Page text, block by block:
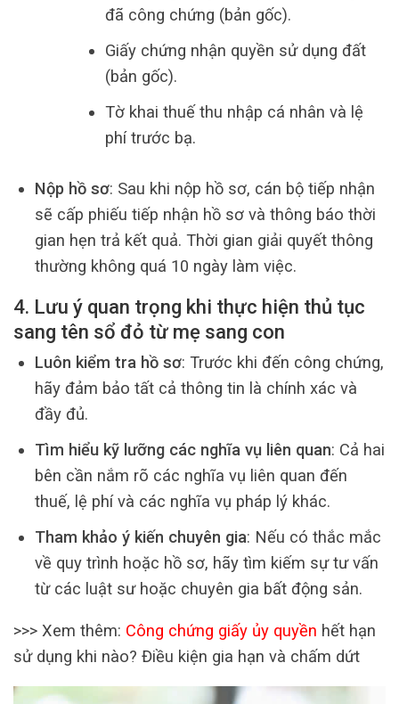
đã công chứng (bản gốc).
Giấy chứng nhận quyền sử dụng đất
(bản gốc).
Tờ khai thuế thu nhập cá nhân và lệ
phí trước bạ.
Nộp hồ sơ: Sau khi nộp hồ sơ, cán bộ tiếp nhận
sẽ cấp phiếu tiếp nhận hồ sơ và thông báo thời
gian hẹn trả kết quả. Thời gian giải quyết thông
thường không quá 10 ngày làm việc.
4. Lưu ý quan trọng khi thực hiện thủ tục
sang tên sổ đỏ từ mẹ sang con
Luôn kiểm tra hồ sơ: Trước khi đến công chứng,
hãy đảm bảo tất cả thông tin là chính xác và
đầy đủ.
Tìm hiểu kỹ lưỡng các nghĩa vụ liên quan: Cả hai
bên cần nắm rõ các nghĩa vụ liên quan đến
thuế, lệ phí và các nghĩa vụ pháp lý khác.
Tham khảo ý kiến chuyên gia: Nếu có thắc mắc
về quy trình hoặc hồ sơ, hãy tìm kiếm sự tư vấn
từ các luật sư hoặc chuyên gia bất động sản.
>>> Xem thêm: Công chứng giấy ủy quyền hết hạn
sử dụng khi nào? Điều kiện gia hạn và chấm dứt